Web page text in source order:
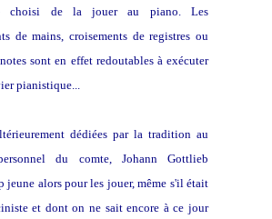
choisi de la jouer au piano. Les
de mains, croisements de registres ou
sont en effet redoutables à exécuter
pianistique...
dédiées par la tradition au
du comte, Johann Gottlieb
jeune alors pour les jouer, même s'il était
et dont on ne sait encore à ce jour